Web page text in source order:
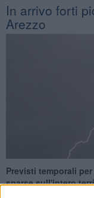
In arrivo forti
Arezzo
Previsti temporali
sparse sull'intero